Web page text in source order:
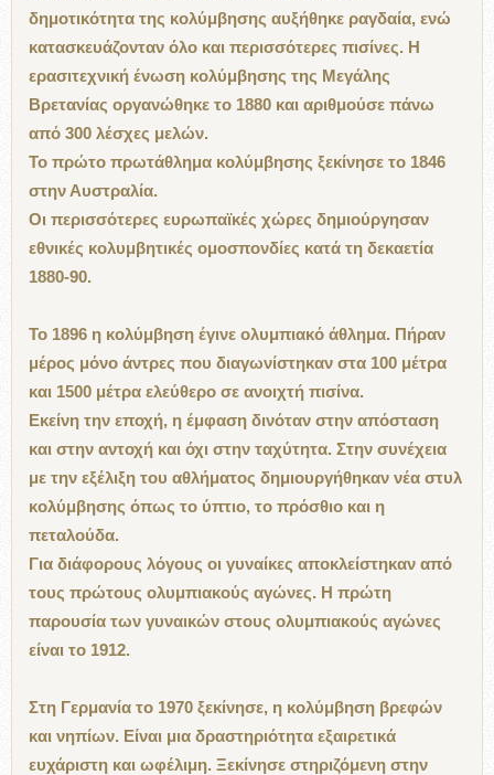
δημοτικότητα της κολύμβησης αυξήθηκε ραγδαία, ενώ
κατασκευάζονταν όλο και περισσότερες πισίνες. Η
ερασιτεχνική ένωση κολύμβησης της Μεγάλης
Βρετανίας οργανώθηκε το 1880 και αριθμούσε πάνω
από 300 λέσχες μελών.
Το πρώτο πρωτάθλημα κολύμβησης ξεκίνησε το 1846
στην Αυστραλία.
Οι περισσότερες ευρωπαϊκές χώρες δημιούργησαν
εθνικές κολυμβητικές ομοσπονδίες κατά τη δεκαετία
1880-90.
Το 1896 η κολύμβηση έγινε ολυμπιακό άθλημα. Πήραν
μέρος μόνο άντρες που διαγωνίστηκαν στα 100 μέτρα
και 1500 μέτρα ελεύθερο σε ανοιχτή πισίνα.
Εκείνη την εποχή, η έμφαση δινόταν στην απόσταση
και στην αντοχή και όχι στην ταχύτητα. Στην συνέχεια
με την εξέλιξη του αθλήματος δημιουργήθηκαν νέα στυλ
κολύμβησης όπως το ύπτιο, το πρόσθιο και η
πεταλούδα.
Για διάφορους λόγους οι γυναίκες αποκλείστηκαν από
τους πρώτους ολυμπιακούς αγώνες. Η πρώτη
παρουσία των γυναικών στους ολυμπιακούς αγώνες
είναι το 1912.
Στη Γερμανία το 1970 ξεκίνησε, η κολύμβηση βρεφών
και νηπίων. Είναι μια δραστηριότητα εξαιρετικά
ευχάριστη και ωφέλιμη. Ξεκίνησε στηριζόμενη στην